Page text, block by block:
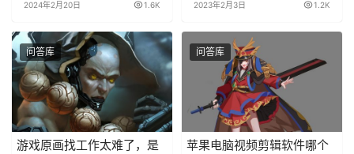
2024年2月20日 1.6K 2023年2月3日 1.2K
问答库
游戏原画找工作太难了，是
问答库
苹果电脑视频剪辑软件哪个